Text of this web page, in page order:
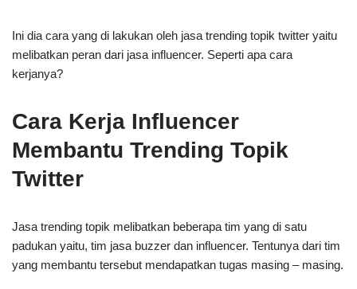
Ini dia cara yang di lakukan oleh jasa trending topik twitter yaitu
melibatkan peran dari jasa influencer. Seperti apa cara
kerjanya?
Cara Kerja Influencer
Membantu Trending Topik
Twitter
Jasa trending topik melibatkan beberapa tim yang di satu
padukan yaitu, tim jasa buzzer dan influencer. Tentunya dari tim
yang membantu tersebut mendapatkan tugas masing – masing.